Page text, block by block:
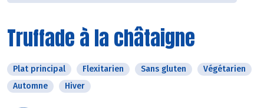
Truffade à la châtaigne
Plat principal Flexitarien Sans gluten
Végétarien
Automne
Hiver